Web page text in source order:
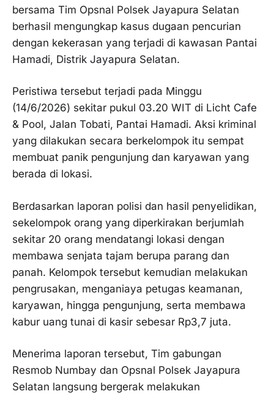
bersama Tim Opsnal Polsek Jayapura Selatan
berhasil mengungkap kasus dugaan pencurian
dengan kekerasan yang terjadi di kawasan Pantai
Hamadi, Distrik Jayapura Selatan.
Peristiwa tersebut terjadi pada Minggu
(14/6/2026) sekitar pukul 03.20 WIT di Licht Cafe
& Pool, Jalan Tobati, Pantai Hamadi. Aksi kriminal
yang dilakukan secara berkelompok itu sempat
membuat panik pengunjung dan karyawan yang
berada di lokasi.
Berdasarkan laporan polisi dan hasil penyelidikan,
sekelompok orang yang diperkirakan berjumlah
sekitar 20 orang mendatangi lokasi dengan
membawa senjata tajam berupa parang dan
panah. Kelompok tersebut kemudian melakukan
pengrusakan, menganiaya petugas keamanan,
karyawan, hingga pengunjung, serta membawa
kabur uang tunai di kasir sebesar Rp3,7 juta.
Menerima laporan tersebut, Tim gabungan
Resmob Numbay dan Opsnal Polsek Jayapura
Selatan langsung bergerak melakukan